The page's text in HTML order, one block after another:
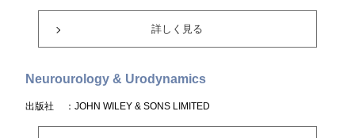
詳しく見る
Neurourology & Urodynamics
出版社 ：JOHN WILEY & SONS LIMITED